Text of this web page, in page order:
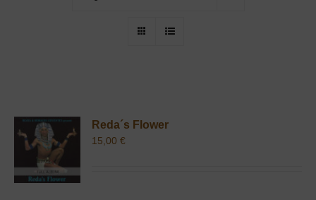
Reda´s Flower
15,00€